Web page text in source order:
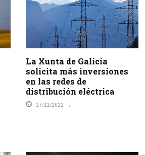
La Xunta de Galicia
solicita más inversiones
en las redes de
distribución eléctrica
27/11/2022